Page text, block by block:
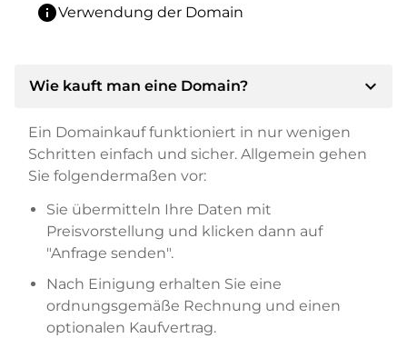
infoVerwendung der Domain
Wie kauft man eine Domain? expand_more
Ein Domainkauf funktioniert in nur wenigen
Schritten einfach und sicher. Allgemein gehen
Sie folgendermaßen vor:
Sie übermitteln Ihre Daten mit
Preisvorstellung und klicken dann auf
"Anfrage senden".
Nach Einigung erhalten Sie eine
ordnungsgemäße Rechnung und einen
optionalen Kaufvertrag.